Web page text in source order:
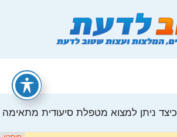
כיצד ניתן למצוא מטפלת סיעודית מתאימה